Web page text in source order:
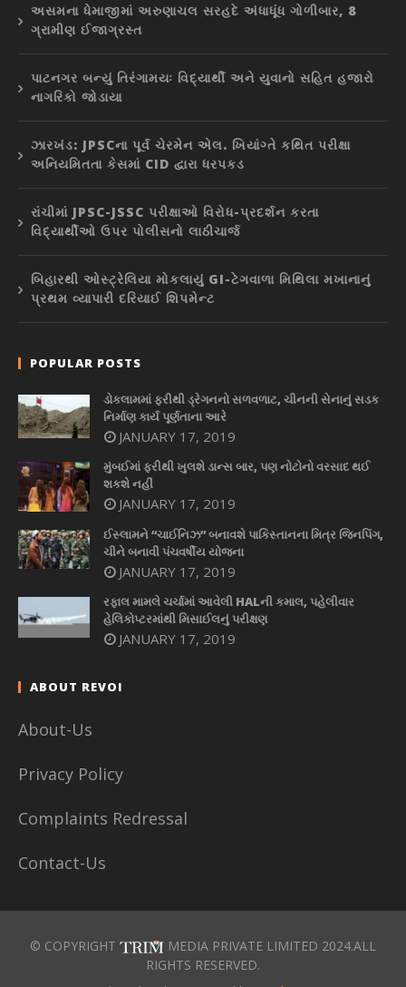
અસમના ધેમાજીમાં અરુણાચલ સરહદે અંધાધૂંધ ગોળીબાર, 8
ગ્રામીણ ઈજાગ્રસ્ત
પાટનગર બન્યું તિરંગામયઃ વિદ્યાર્થી અને યુવાનો સહિત હજારો
નાગરિકો જોડાયા
ઝારખંડ: JPSCના પૂર્વ ચેરમેન એલ. ખિયાંગ્તે કથિત પરીક્ષા
અનિયમિતતા કેસમાં CID દ્વારા ધરપકડ
રાંચીમાં JPSC-JSSC પરીક્ષાઓ વિરોધ-પ્રદર્શન કરતા
વિદ્યાર્થીઓ ઉપર પોલીસનો લાઠીચાર્જ
બિહારથી ઓસ્ટ્રેલિયા મોકલાયું GI-ટેગવાળા મિથિલા મખાનાનું
પ્રથમ વ્યાપારી દરિયાઈ શિપમેન્ટ
POPULAR POSTS
ડોકલામમાં ફરીથી ડ્રેગનનો સળવળાટ, ચીનની સેનાનું સડક
નિર્માણ કાર્ય પૂર્ણતાના આરે
JANUARY 17, 2019
મુંબઈમાં ફરીથી ખુલશે ડાન્સ બાર, પણ નોટોનો વરસાદ થઈ
શકશે નહીં
JANUARY 17, 2019
ઈસ્લામને “ચાઈનિઝ” બનાવશે પાકિસ્તાનના મિત્ર જિનપિંગ,
ચીને બનાવી પંચવર્ષીય યોજના
JANUARY 17, 2019
રફાલ મામલે ચર્ચામાં આવેલી HALની કમાલ, પહેલીવાર
હેલિકોપ્ટરમાંથી મિસાઈલનું પરીક્ષણ
JANUARY 17, 2019
ABOUT REVOI
About-Us
Privacy Policy
Complaints Redressal
Contact-Us
© COPYRIGHT
MEDIA PRIVATE LIMITED 2024.ALL
RIGHTS RESERVED.